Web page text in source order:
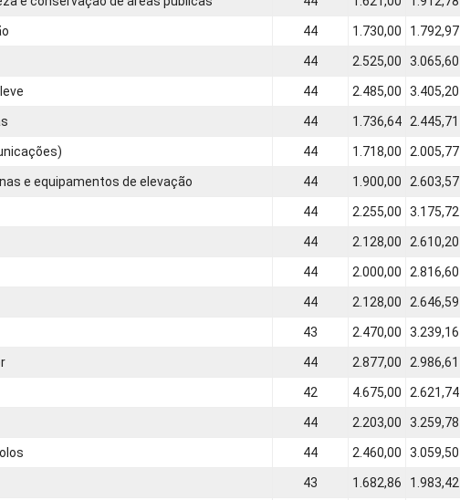
44 1.730,00 1.792,97
44 2.525,00 3.065,60
44 2.485,00 3.405,20
44 1.736,64 2.445,71
44 1.718,00 2.005,77
e equipamentos de elevação 44 1.900,00 2.603,57
44 2.255,00 3.175,72
44 2.128,00 2.610,20
44 2.000,00 2.816,60
44 2.128,00 2.646,59
43 2.470,00 3.239,16
44 2.877,00 2.986,61
42 4.675,00 2.621,74
44 2.203,00 3.259,78
44 2.460,00 3.059,50
43 1.682,86 1.983,42